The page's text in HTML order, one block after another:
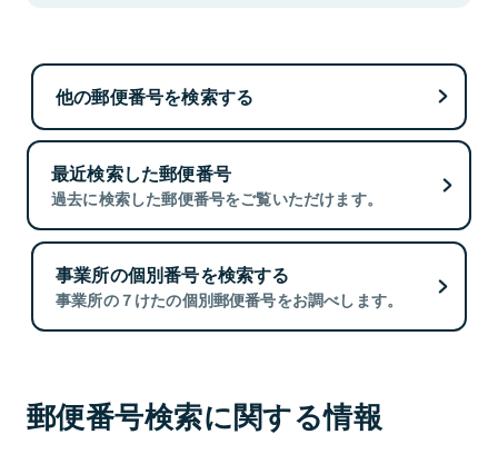
他の郵便番号を検索する
最近検索した郵便番号
過去に検索した郵便番号をご覧いただけます。
事業所の個別番号を検索する
事業所の７けたの個別郵便番号をお調べします。
郵便番号検索に関する情報